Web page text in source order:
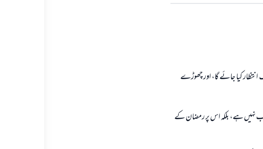
کیا جائے گا، اور چھوڑے
نہیں ہے، بلکہ اس پر رمضان کے